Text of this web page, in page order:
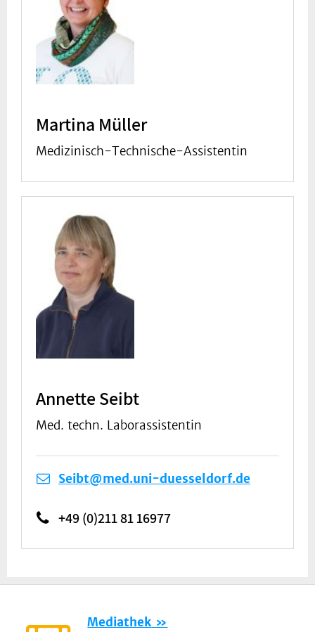
Martina Müller
Medizinisch-Technische-Assistentin
Annette Seibt
Med. techn. Laborassistentin
Seibt@med.uni-duesseldorf.de
+49 (0)211 81 16977
Mediathek